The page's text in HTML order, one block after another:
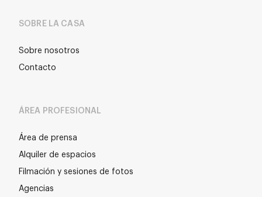
SOBRE LA CASA
Sobre nosotros
Contacto
ÁREA PROFESIONAL
Área de prensa
Alquiler de espacios
Filmación y sesiones de fotos
Agencias